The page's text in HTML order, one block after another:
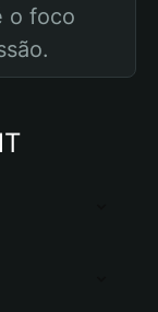
o foco